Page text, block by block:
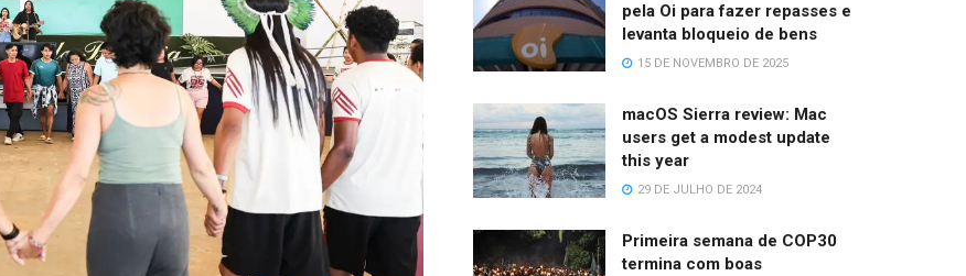
pela Oi para fazer repasses e
levanta bloqueio de bens
15 DE NOVEMBRO DE 2025
macOS Sierra review: Mac
users get a modest update
this year
29 DE JULHO DE 2024
Primeira semana de COP30
termina com boas